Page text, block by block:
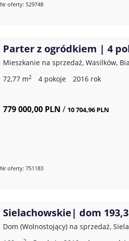
Nr oferty: 529748
Parter z ogródkiem | 4
Mieszkanie na sprzedaż, Wasilków,
72,77 m2 4 pokoje 2016 rok
779 000,00 PLN / 10 704,96 PLN
Nr oferty: 751183
Sielachowskie| dom
Dom (Wolnostojący) na sprzedaż,